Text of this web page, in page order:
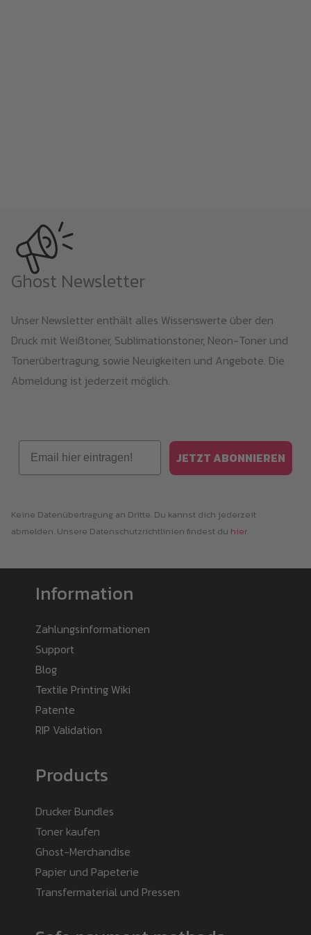
Ghost Newsletter
Unser Newsletter enthält alles Wissenswerte über den
Druck mit Weißtoner, Sublimationstoner, Neon-Toner und
Tonerübertragung, sowie Neuigkeiten und Angebote. Die
Abmeldung ist jederzeit möglich.
Email
JETZT ABONNIEREN
Keine Datenübertragung an Dritte. Du kannst dich jederzeit
abmelden. Unsere Datenschutzrichtlinien findest du hier.
Information
Zahlungsinformationen
Support
Blog
Textile Printing Wiki
Patente
RIP Validation
Products
Drucker Bundles
Toner kaufen
Ghost-Merchandise
Papier und Papeterie
Transfermaterial und Pressen